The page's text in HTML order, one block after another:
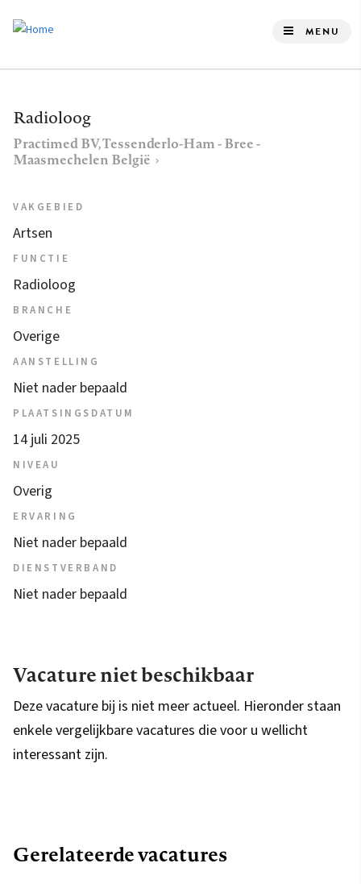
de
gaan
MENU
Radioloog
Practimed BV, Tessenderlo-Ham - Bree -
Maasmechelen België
VAKGEBIED
Artsen
FUNCTIE
Radioloog
BRANCHE
Overige
AANSTELLING
Niet nader bepaald
PLAATSINGSDATUM
14 juli 2025
NIVEAU
Overig
ERVARING
Niet nader bepaald
DIENSTVERBAND
Niet nader bepaald
Vacature niet beschikbaar
Deze vacature bij is niet meer actueel. Hieronder staan
enkele vergelijkbare vacatures die voor u wellicht
interessant zijn.
Gerelateerde vacatures